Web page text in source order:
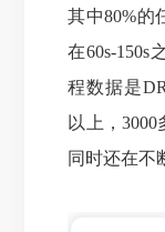
其中80%的
在60s-150s
程数据是
以上，
同时还在不